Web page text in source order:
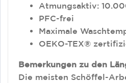
Atmungsaktiv:
PFC-frei
Maximale
OEKO-TEX®
Bemerkungen zu den
Die meisten Schöffel-